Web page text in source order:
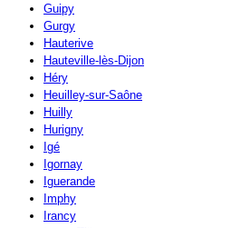
Guipy
Gurgy
Hauterive
Hauteville-lès-Dijon
Héry
Heuilley-sur-Saône
Huilly
Hurigny
Igé
Igornay
Iguerande
Imphy
Irancy